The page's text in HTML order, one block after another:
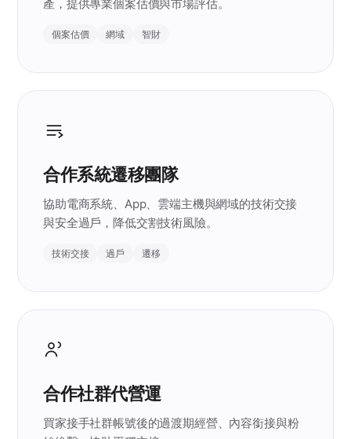
產，提供專業個案估價與市場評估。
個案估價 網域 智財
合作系統遷移團隊
協助電商系統、App、雲端主機與網域的技術交接
與安全過戶，降低交割技術風險。
技術交接 過戶 遷移
合作社群代營運
買家接手社群帳號後的過渡期經營、內容銜接與粉